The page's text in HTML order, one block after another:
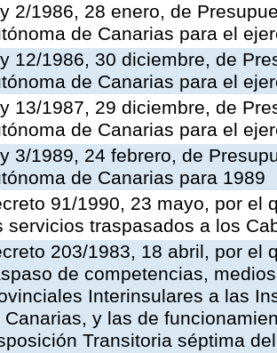
2/1986, 28 enero, de
de Canarias para el
12/1986, 30 diciembre, de
de Canarias para el
13/1987, 29 diciembre, de
de Canarias para el
3/1989, 24 febrero, de
de Canarias para 1989
91/1990, 23 mayo, por el
servicios traspasados a los
203/1983, 18 abril, por el
de competencias,
Interinsulares a las
Canarias, y las de
Transitoria séptima